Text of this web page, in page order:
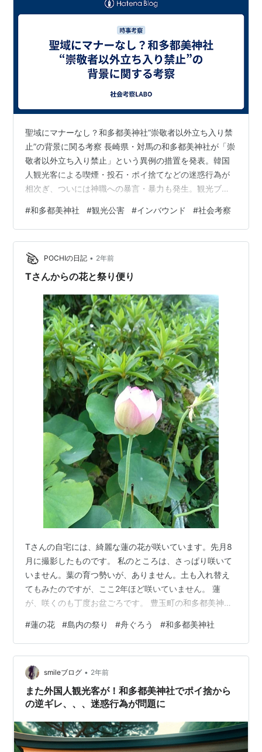
聖域にマナーなし？和多都美神社“崇敬者以外立ち入り禁
止”の背景に関る考察 長崎県・対馬の和多都美神社が「崇
敬者以外立ち入り禁止」という異例の措置を発表。韓国
人観光客による喫煙・投石・ポイ捨てなどの迷惑行為が
相次ぎ、ついには神職への暴言・暴力も発生。観光ブー
題が浮上しました。本記事では、神社が下した苦渋の決
断の背景、SNSでの国内外の反応、そして「観光」と
「信仰」が交わる場所でいかに共存できるかを考察しま
す。 目次 1. 神域を乱す迷惑行為――対馬・和多都美神社
の決断 2. 境内立ち入り制限の背景と反響 3. 【考察】観
#和多都美神社 #観光公害 #インバウンド #社会考察
POCHIの日記 • 2年前
Tさんからの花と祭り便り
Tさんの自宅には、綺麗な蓮の花が咲いています。先月8
月に撮影したものです。 私のところは、さっぱり咲いて
いません。葉の育つ勢いが、ありません。土も入れ替え
てもみたのですが、ここ2年ほど咲いていません。 蓮
が、咲くのも丁度お盆ごろです。 豊玉町の和多都美神社
うが、地元高校生の協力で力強く海を滑ります。 対馬の
あちこちの神社で、舟ぐろう競争が再現されています。
漕ぎ方を指導されているようです。各地域の祭りととも
に対馬の秋も深まっていくのでしょう。
#蓮の花 #島内の祭り #舟ぐろう #和多都美神社
smileブログ • 2年前
また外国人観光客が！和多都美神社でポイ捨から
の逆ギレ、、、迷惑行為が問題に